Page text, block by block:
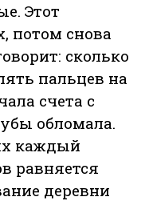
Этот
потом снова
сколько
пальцев на
счета с
обломала.
каждый
равняется
деревни